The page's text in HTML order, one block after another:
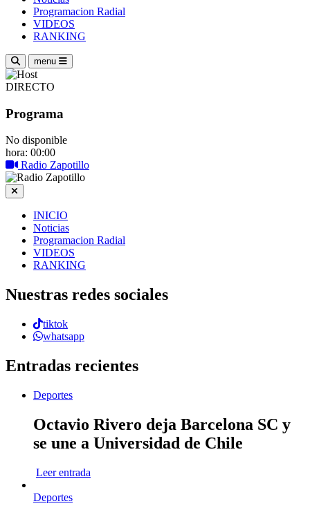
Programacion Radial
VIDEOS
RANKING
menu
DIRECTO
Programa
No disponible
hora: 00:00
Radio Zapotillo
INICIO
Noticias
Programacion Radial
VIDEOS
RANKING
Nuestras redes sociales
tiktok
whatsapp
Entradas recientes
Deportes
Octavio Rivero deja Barcelona SC y
se une a Universidad de Chile
Leer entrada
Deportes